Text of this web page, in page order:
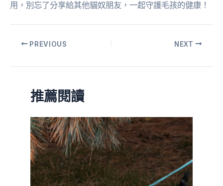
用，別忘了分享給其他貓奴朋友，一起守護毛孩的健康！
PREVIOUS NEXT
推薦閱讀